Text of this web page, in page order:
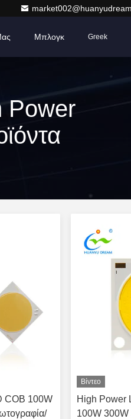
Μπλογκ Greek
Power
COB 100W
Βίντεο
High Power
100W